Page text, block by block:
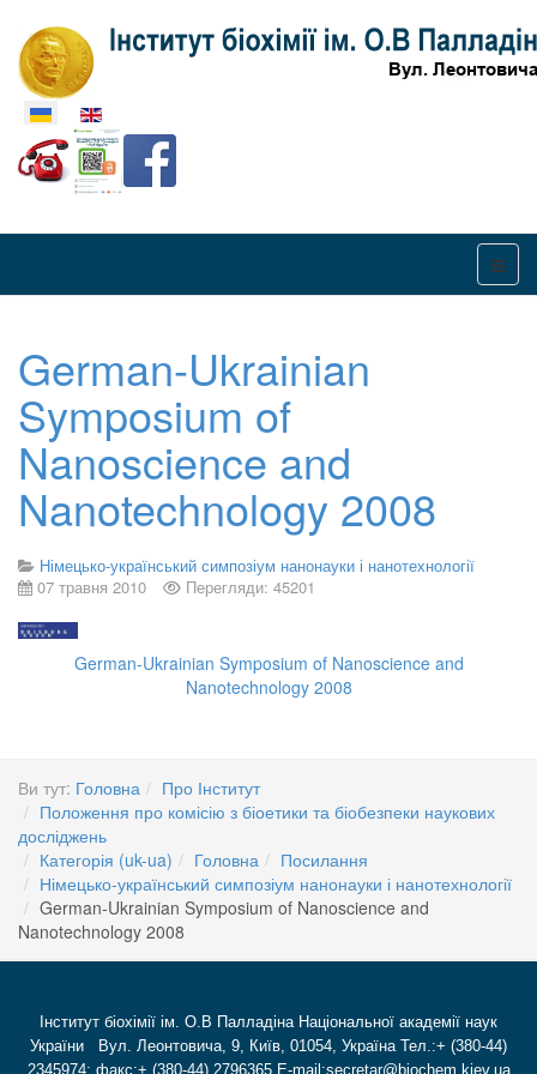
Оберіть свою мову
German-Ukrainian
Symposium of
Nanoscience and
Nanotechnology 2008
Німецько-український симпозіум нанонауки і нанотехнології
07 травня 2010
Перегляди: 45201
German-Ukrainian Symposium of Nanoscience and
Nanotechnology 2008
Ви тут: Головна
Про Інститут
Положення про комісію з біоетики та біобезпеки наукових
досліджень
Категорія (uk-ua)
Головна
Посилання
Німецько-український симпозіум нанонауки і нанотехнології
German-Ukrainian Symposium of Nanoscience and
Nanotechnology 2008
Інститут біохімії ім. О.В Палладіна Національної академії наук
України Вул. Леонтовича, 9, Київ, 01054, Україна Тел.:+ (380-44)
2345974; факс:+ (380-44) 2796365 E-mail:secretar@biochem.kiev.ua